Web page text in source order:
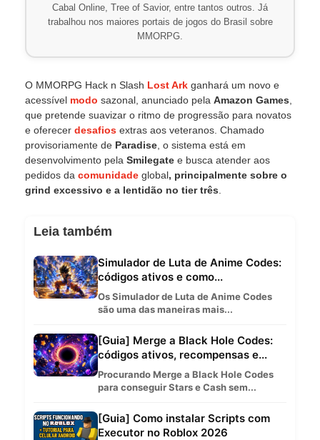
Cabal Online, Tree of Savior, entre tantos outros. Já
trabalhou nos maiores portais de jogos do Brasil sobre
MMORPG.
O MMORPG Hack n Slash Lost Ark ganhará um novo e
acessível modo sazonal, anunciado pela Amazon Games
que pretende suavizar o ritmo de progressão para novatos
e oferecer desafios extras aos veteranos. Chamado
provisoriamente de Paradise , o sistema está em
desenvolvimento pela Smilegate e busca atender aos
pedidos da comunidade global, principalmente sobre o
grind excessivo e a lentidão no tier três
Leia também
Simulador de Luta de Anime Codes:
códigos ativos e como...
Os Simulador de Luta de Anime Codes
são uma das maneiras mais...
[Guia] Merge a Black Hole Codes:
códigos ativos, recompensas e...
Procurando Merge a Black Hole Codes
para conseguir Stars e Cash sem...
[Guia] Como instalar Scripts com
Executor no Roblox 2026